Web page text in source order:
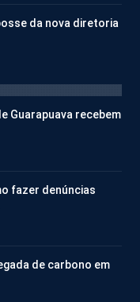
da nova diretoria
Guarapuava recebem
fazer denúncias
de carbono em